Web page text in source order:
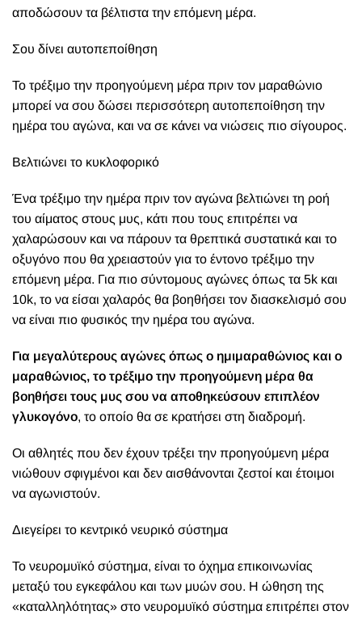
αποδώσουν τα βέλτιστα την επόμενη μέρα.
Σου δίνει αυτοπεποίθηση
Το τρέξιμο την προηγούμενη μέρα πριν τον μαραθώνιο
μπορεί να σου δώσει περισσότερη αυτοπεποίθηση την
ημέρα του αγώνα, και να σε κάνει να νιώσεις πιο σίγουρος.
Βελτιώνει το κυκλοφορικό
Ένα τρέξιμο την ημέρα πριν τον αγώνα βελτιώνει τη ροή
του αίματος στους μυς, κάτι που τους επιτρέπει να
χαλαρώσουν και να πάρουν τα θρεπτικά συστατικά και το
οξυγόνο που θα χρειαστούν για το έντονο τρέξιμο την
επόμενη μέρα. Για πιο σύντομους αγώνες όπως τα 5k και
10k, το να είσαι χαλαρός θα βοηθήσει τον διασκελισμό σου
να είναι πιο φυσικός την ημέρα του αγώνα.
Για μεγαλύτερους αγώνες όπως ο ημιμαραθώνιος και ο
μαραθώνιος, το τρέξιμο την προηγούμενη μέρα θα
βοηθήσει τους μυς σου να αποθηκεύσουν επιπλέον
γλυκογόνο, το οποίο θα σε κρατήσει στη διαδρομή.
Οι αθλητές που δεν έχουν τρέξει την προηγούμενη μέρα
νιώθουν σφιγμένοι και δεν αισθάνονται ζεστοί και έτοιμοι
να αγωνιστούν.
Διεγείρει το κεντρικό νευρικό σύστημα
Το νευρομυϊκό σύστημα, είναι το όχημα επικοινωνίας
μεταξύ του εγκεφάλου και των μυών σου. Η ώθηση της
«καταλληλότητας» στο νευρομυϊκό σύστημα επιτρέπει στον